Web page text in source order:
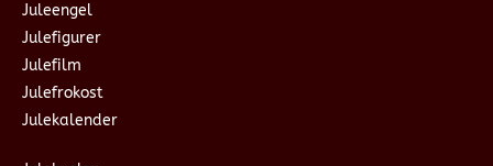
Juleengel
Julefigurer
Julefilm
Julefrokost
Julekalender